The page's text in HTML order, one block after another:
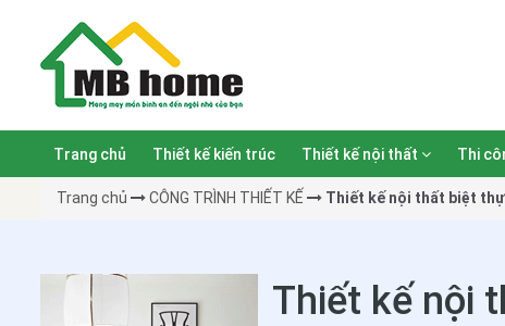
Trang chủ Thiết kế kiến trúc Thiết kế nội thất Thi
Trang chủ CÔNG TRÌNH THIẾT KẾ Thiết kế nội thất biệt
Thiết kế nội